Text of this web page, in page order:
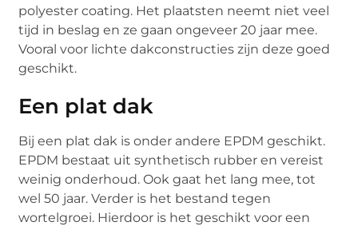
polyester coating. Het plaatsten neemt niet veel
tijd in beslag en ze gaan ongeveer 20 jaar mee.
Vooral voor lichte dakconstructies zijn deze goed
geschikt.
Een plat dak
Bij een plat dak is onder andere EPDM geschikt.
EPDM bestaat uit synthetisch rubber en vereist
weinig onderhoud. Ook gaat het lang mee, tot
wel 50 jaar. Verder is het bestand tegen
wortelgroei. Hierdoor is het geschikt voor een